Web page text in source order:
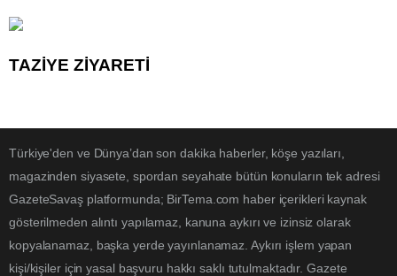
TAZİYE ZİYARETİ
Türkiye'den ve Dünya’dan son dakika haberler, köşe yazıları,
magazinden siyasete, spordan seyahate bütün konuların tek adresi
GazeteSavaş platformunda; BirTema.com haber içerikleri kaynak
gösterilmeden alıntı yapılamaz, kanuna aykırı ve izinsiz olarak
kopyalanamaz, başka yerde yayınlanamaz. Aykırı işlem yapan
kişi/kişiler için yasal başvuru hakkı saklı tutulmaktadır. Gazete